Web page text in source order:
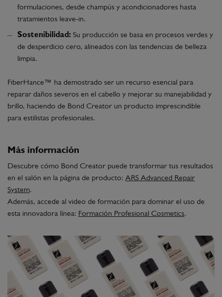
formulaciones, desde champús y acondicionadores hasta
tratamientos leave-in.
Sostenibilidad: Su producción se basa en procesos verdes y
de desperdicio cero, alineados con las tendencias de belleza
limpia.
FiberHance™ ha demostrado ser un recurso esencial para
reparar daños severos en el cabello y mejorar su manejabilidad y
brillo, haciendo de Bond Creator un producto imprescindible
para estilistas profesionales.
Más información
Descubre cómo Bond Creator puede transformar tus resultados
en el salón en la página de producto: ARS Advanced Repair
System.
Además, accede al video de formación para dominar el uso de
esta innovadora línea: Formación Profesional Cosmetics.